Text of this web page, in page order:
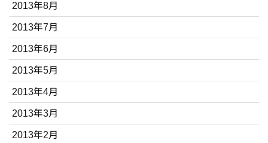
2013年8月
2013年7月
2013年6月
2013年5月
2013年4月
2013年3月
2013年2月